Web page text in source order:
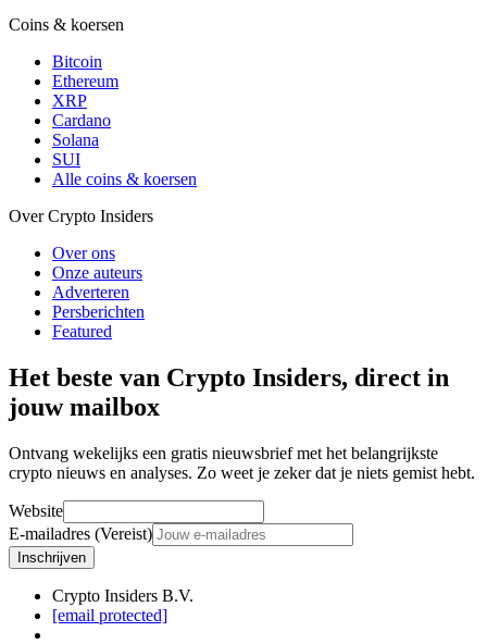
Coins & koersen
Bitcoin
Ethereum
XRP
Cardano
Solana
SUI
Alle coins & koersen
Over Crypto Insiders
Over ons
Onze auteurs
Adverteren
Persberichten
Featured
Het beste van Crypto Insiders, direct in
jouw mailbox
Ontvang wekelijks een gratis nieuwsbrief met het belangrijkste
crypto nieuws en analyses. Zo weet je zeker dat je niets gemist hebt.
Website
E-mailadres (Vereist)
Inschrijven
Crypto Insiders B.V.
[email protected]